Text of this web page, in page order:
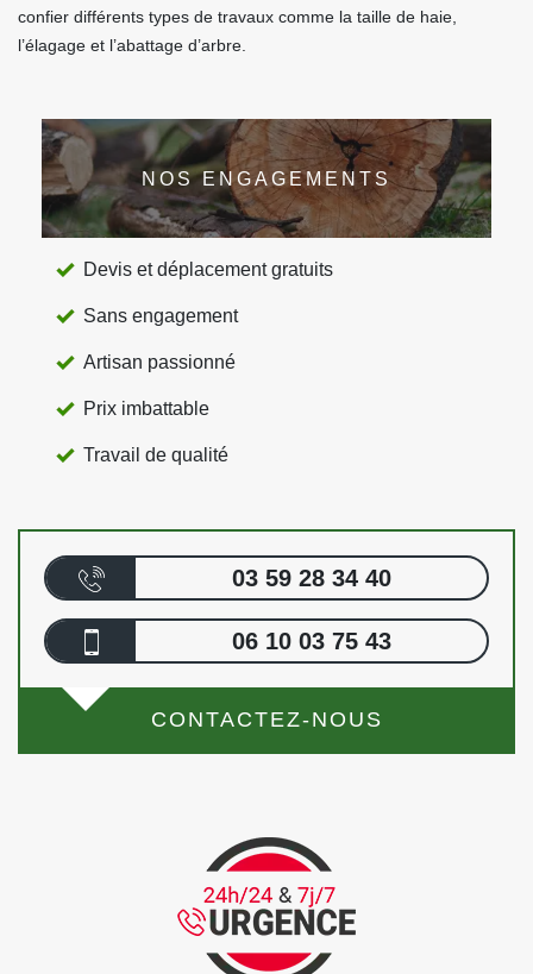
confier différents types de travaux comme la taille de haie,
l’élagage et l’abattage d’arbre.
NOS ENGAGEMENTS
Devis et déplacement gratuits
Sans engagement
Artisan passionné
Prix imbattable
Travail de qualité
03 59 28 34 40
06 10 03 75 43
CONTACTEZ-NOUS